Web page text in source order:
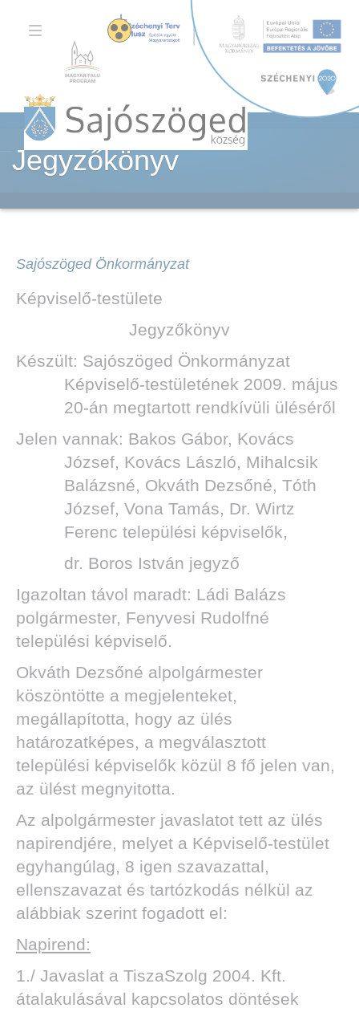
TOGGLE
NAVIGATION
Jegyzőkönyv
Sajószöged Önkormányzat
Képviselő-testülete
Jegyzőkönyv
Készült: Sajószöged Önkormányzat
Képviselő-testületének 2009. május
20-án megtartott rendkívüli üléséről
Jelen vannak: Bakos Gábor, Kovács
József, Kovács László, Mihalcsik
Balázsné, Okváth Dezsőné, Tóth
József, Vona Tamás, Dr. Wirtz
Ferenc települési képviselők,
dr. Boros István jegyző
Igazoltan távol maradt: Ládi Balázs
polgármester, Fenyvesi Rudolfné
települési képviselő.
Okváth Dezsőné alpolgármester
köszöntötte a megjelenteket,
megállapította, hogy az ülés
határozatképes, a megválasztott
települési képviselők közül 8 fő jelen van,
az ülést megnyitotta.
Az alpolgármester javaslatot tett az ülés
napirendjére, melyet a Képviselő-testület
egyhangúlag, 8 igen szavazattal,
ellenszavazat és tartózkodás nélkül az
alábbiak szerint fogadott el:
Napirend:
1./ Javaslat a TiszaSzolg 2004. Kft.
átalakulásával kapcsolatos döntések